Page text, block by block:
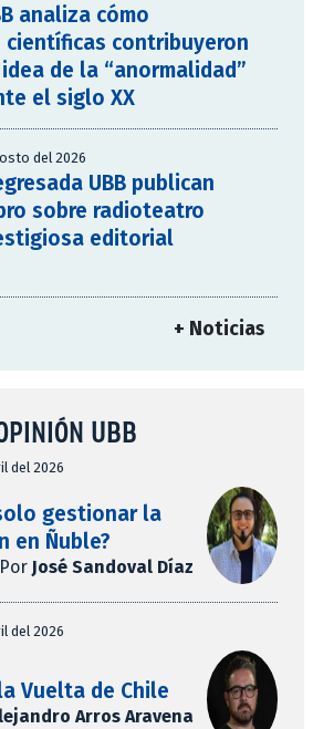
analiza cómo
científicas contribuyeron
de la “anormalidad”
el siglo XX
del 2026
UBB publican
sobre radioteatro
editorial
+ Noticias
UBB
del 2026
gestionar la
en Ñuble?
Por José Sandoval Díaz
del 2026
Vuelta de Chile
Arros Aravena